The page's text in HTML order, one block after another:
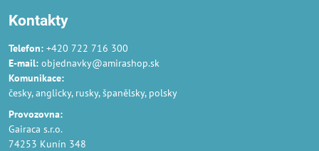
Kontakty
Telefon: +420 722 716 300
E-mail: objednavky@amirashop.sk
Komunikace:
česky, anglicky, rusky, španělsky, polsky
Provozovna:
Gairaca s.r.o.
74253 Kunín 348